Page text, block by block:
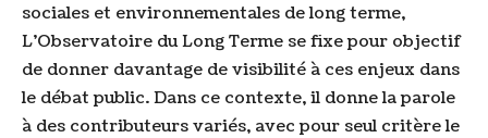
sociales et environnementales de long terme,
L'Observatoire du Long Terme se fixe pour objectif
de donner davantage de visibilité à ces enjeux dans
le débat public. Dans ce contexte, il donne la parole
à des contributeurs variés, avec pour seul critère le